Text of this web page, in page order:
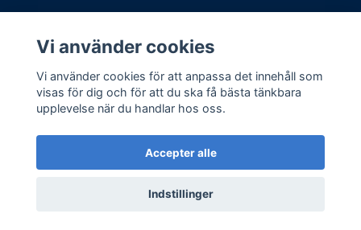
© 2026 CrochetByKim
Vi använder cookies
Vi använder cookies för att anpassa det innehåll som
visas för dig och för att du ska få bästa tänkbara
upplevelse när du handlar hos oss.
Accepter alle
Indstillinger